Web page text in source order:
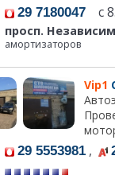
29 7180047 с
просп.
амортизаторов
Vip1
29 5553981 ,